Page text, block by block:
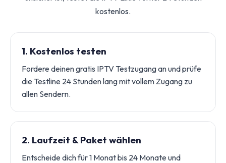
kostenlos.
1. Kostenlos testen
Fordere deinen gratis IPTV Testzugang an und prüfe
die Testline 24 Stunden lang mit vollem Zugang zu
allen Sendern.
2. Laufzeit & Paket wählen
Entscheide dich für 1 Monat bis 24 Monate und